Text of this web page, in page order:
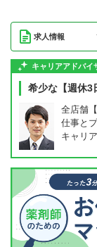
求人情報
キャリアアドバイ
希少な【週休
全店舗
仕事と
キャリ